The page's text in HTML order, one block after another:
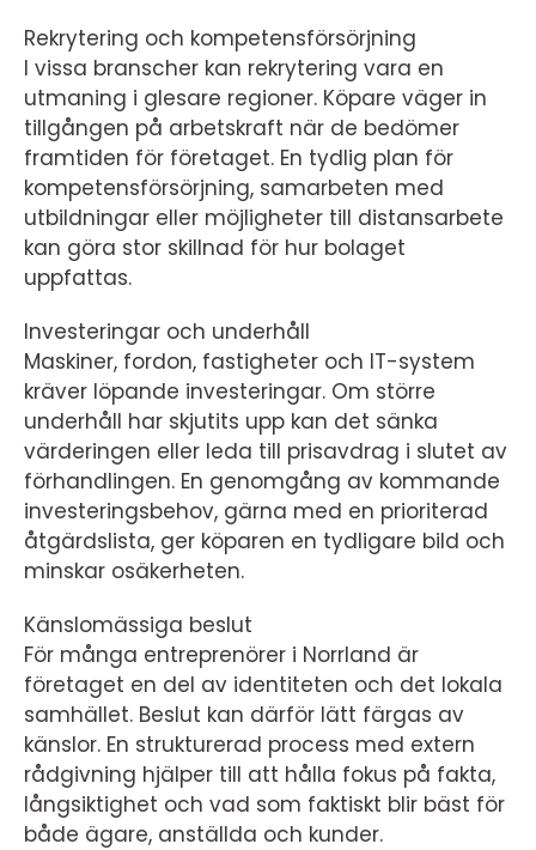
Rekrytering och kompetensförsörjning
I vissa branscher kan rekrytering vara en
utmaning i glesare regioner. Köpare väger in
tillgången på arbetskraft när de bedömer
framtiden för företaget. En tydlig plan för
kompetensförsörjning, samarbeten med
utbildningar eller möjligheter till distansarbete
kan göra stor skillnad för hur bolaget
uppfattas.
Investeringar och underhåll
Maskiner, fordon, fastigheter och IT-system
kräver löpande investeringar. Om större
underhåll har skjutits upp kan det sänka
värderingen eller leda till prisavdrag i slutet av
förhandlingen. En genomgång av kommande
investeringsbehov, gärna med en prioriterad
åtgärdslista, ger köparen en tydligare bild och
minskar osäkerheten.
Känslomässiga beslut
För många entreprenörer i Norrland är
företaget en del av identiteten och det lokala
samhället. Beslut kan därför lätt färgas av
känslor. En strukturerad process med extern
rådgivning hjälper till att hålla fokus på fakta,
långsiktighet och vad som faktiskt blir bäst för
både ägare, anställda och kunder.